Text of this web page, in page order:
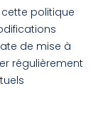
politique
de mise à
régulièrement